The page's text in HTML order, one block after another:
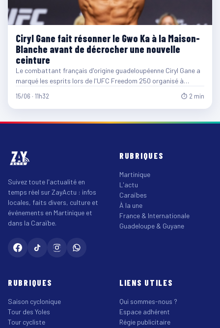
Ciryl Gane fait résonner le Gwo Ka à la Maison-
Blanche avant de décrocher une nouvelle
ceinture
Le combattant français d'origine guadeloupéenne Ciryl Gane a
marqué les esprits lors de l'UFC Freedom 250 organisé à…
15/06 · 11h32 ⏱ 2 min
Suivez toute l'actualité en
temps réel sur ZayActu : infos
locales, faits divers, culture et
événements en Martinique et
dans la Caraïbe.
RUBRIQUES
Martinique
L'actu
Caraïbes
À la une
France & Internationale
Guadeloupe & Guyane
RUBRIQUES
Saison cyclonique
Tour des Yoles
Tour cycliste
LIENS UTILES
Qui sommes-nous ?
Espace adhérent
Régie publicitaire